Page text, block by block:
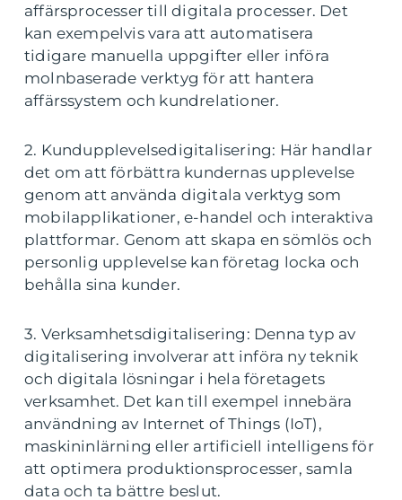
affärsprocesser till digitala processer. Det
kan exempelvis vara att automatisera
tidigare manuella uppgifter eller införa
molnbaserade verktyg för att hantera
affärssystem och kundrelationer.
2. Kundupplevelsedigitalisering: Här handlar
det om att förbättra kundernas upplevelse
genom att använda digitala verktyg som
mobilapplikationer, e-handel och interaktiva
plattformar. Genom att skapa en sömlös och
personlig upplevelse kan företag locka och
behålla sina kunder.
3. Verksamhetsdigitalisering: Denna typ av
digitalisering involverar att införa ny teknik
och digitala lösningar i hela företagets
verksamhet. Det kan till exempel innebära
användning av Internet of Things (IoT),
maskininlärning eller artificiell intelligens för
att optimera produktionsprocesser, samla
data och ta bättre beslut.